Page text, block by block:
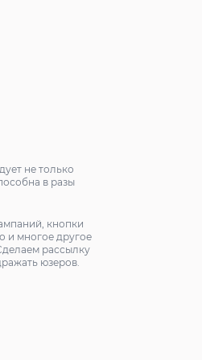
не только
в разы
кнопки
и многое другое
рассылку
юзеров.